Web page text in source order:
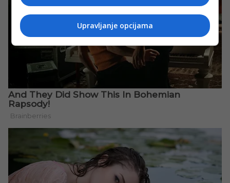
Upravljanje opcijama